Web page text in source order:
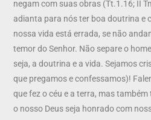
negam com suas obras (Tt.1.16; II
adianta para nós ter boa doutrina e
nossa vida está errada, se não
temor do Senhor. Não separe o
seja, a doutrina e a vida. Sejamos
que pregamos e confessamos)!
que fez o céu e a terra, mas
o nosso Deus seja honrado com